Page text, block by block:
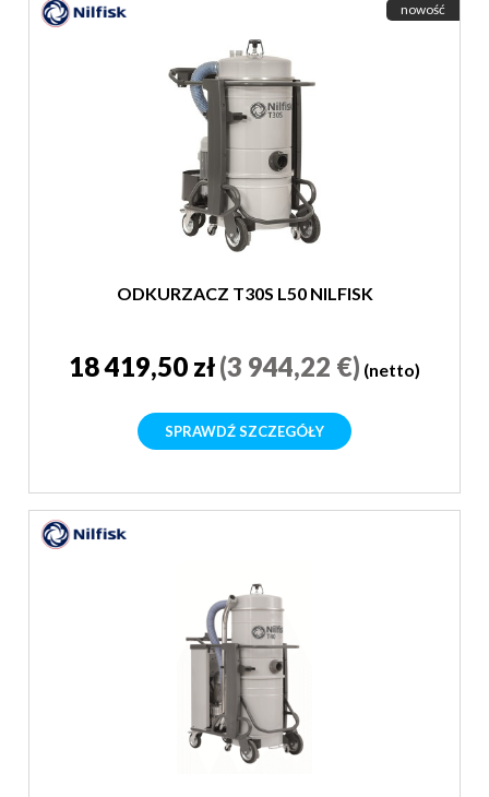
ODKURZACZ T30S L50 NILFISK
18 419,50 zł(3 944,22 €) (netto)
SPRAWDŹ SZCZEGÓŁY
nowość